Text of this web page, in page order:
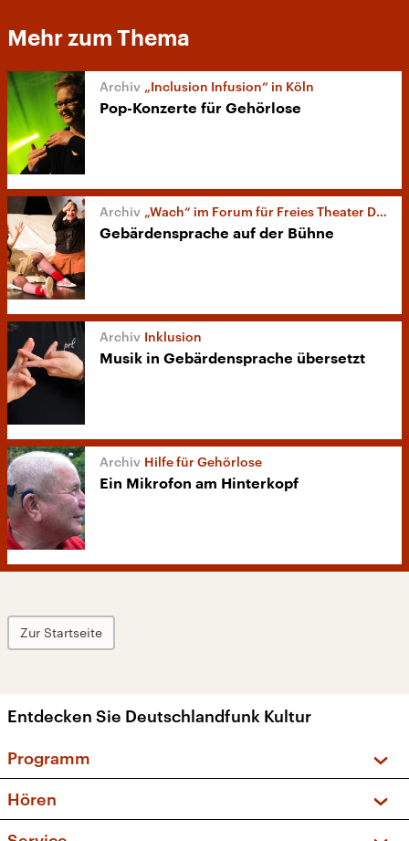
Mehr zum Thema
„Inclusion Infusion“ in Köln
Pop-Konzerte für Gehörlose
„Wach“ im Forum für Freies Theater Düsseldorf
Gebärdensprache auf der Bühne
Inklusion
Musik in Gebärdensprache übersetzt
Hilfe für Gehörlose
Ein Mikrofon am Hinterkopf
Zur Startseite
Entdecken Sie Deutschlandfunk Kultur
Programm
Sendungen und Podcasts
Hören